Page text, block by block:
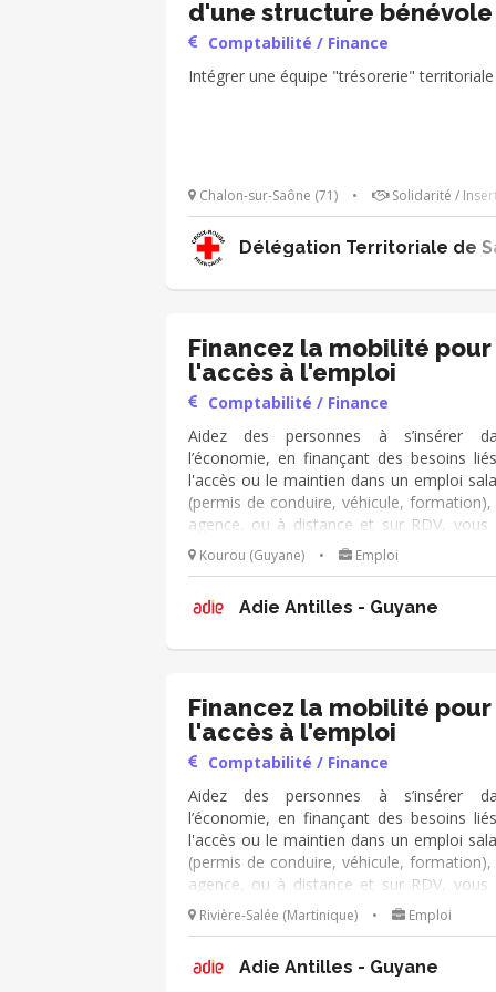
d'une structure bénévole
Comptabilité / Finance
Intégrer une équipe "trésorerie" territoriale
Chalon-sur-Saône (71) • Solidarité /
Délégation Territoriale de
Financez la mobilité pour
l'accès à l'emploi
Comptabilité / Finance
Aidez des personnes à s’insérer
l’économie, en finançant des besoins
l'accès ou le maintien dans un emploi
(permis de conduire, véhicule, formation),
agence, ou à distance et sur RDV, vous
échangez avec les personnes, ●
demande de prêt, ● les accompagnez
conseiller référent- ● et le présentez
Kourou (Guyane) • Emploi
Adie Antilles - Guyane
Financez la mobilité pour
l'accès à l'emploi
Comptabilité / Finance
Aidez des personnes à s’insérer
l’économie, en finançant des besoins
l'accès ou le maintien dans un emploi
(permis de conduire, véhicule, formation),
agence, ou à distance et sur RDV, vous
échangez avec les personnes, ●
demande de prêt, ● les accompagnez
conseiller référent- ● et le présentez
Rivière-Salée (Martinique) • Emploi
Adie Antilles - Guyane